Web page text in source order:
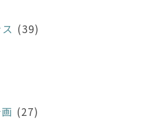
(39)
(27)